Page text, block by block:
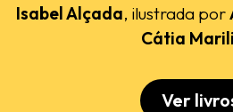
Isabel Alçada, ilustrada por
Cátia
Ver